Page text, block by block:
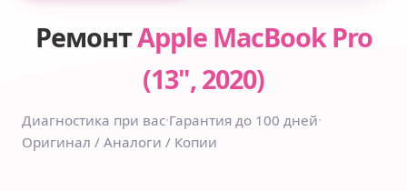
РемонтApple MacBook Pro
(13", 2020)
Диагностика при вас·Гарантия до 100 дней·
Оригинал / Аналоги / Копии